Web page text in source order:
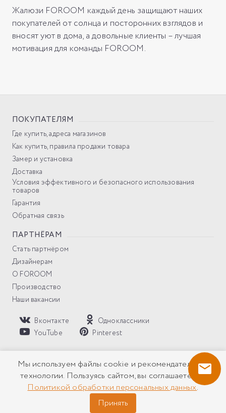
Жалюзи FOROOM каждый день защищают наших
покупателей от солнца и посторонних взглядов и
вносят уют в дома, а довольные клиенты – лучшая
мотивация для команды FOROOM.
ПОКУПАТЕЛЯМ
Где купить, адреса магазинов
Как купить, правила продажи товара
Замер и установка
Доставка
Условия эффективного и безопасного использования
товаров
Гарантия
Обратная связь
ПАРТНЁРАМ
Стать партнёром
Дизайнерам
О FOROOM
Производство
Наши вакансии
Вконтакте
Одноклассники
YouTube
Pinterest
Политика компании в отношении обработки персональных
данных
Все права защищены © 2026 Солнцезащитные системы
FOROOM ® Копирование и использование материалов без
разрешения правообладателя запрещено!
Мы используем файлы cookie и рекомендательные
технологии. Пользуясь сайтом, вы соглашаетесь с
Политикой обработки персональных данных.
Принять